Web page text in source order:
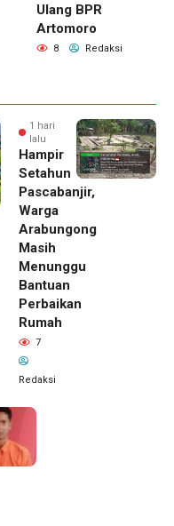
Ulang BPR
Artomoro
8 Redaksi
1 hari
lalu
Hampir
Setahun
Pascabanjir,
Warga
Arabungong
Masih
Menunggu
Bantuan
Perbaikan
Rumah
7
Redaksi